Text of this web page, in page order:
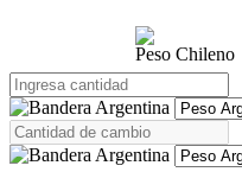
Peso Chileno